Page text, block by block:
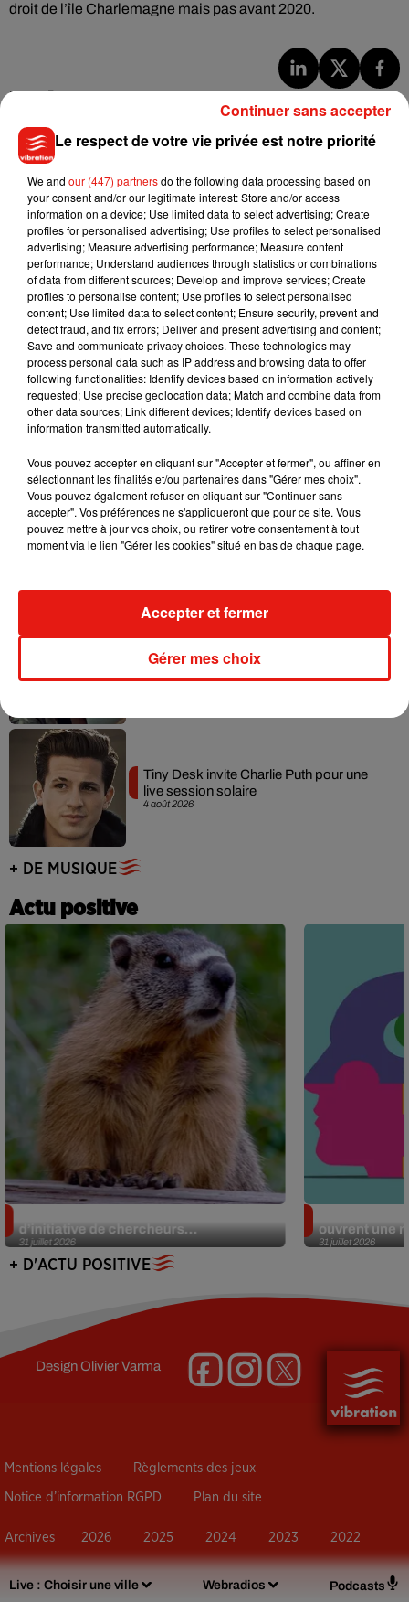
Live : Choisir une ville Webradios Podcasts
droit de l’île Charlemagne mais pas avant 2020.
Musique
7 août 2026
dans son nouveau clip
7 août 2026
Madonna sort enfin le remix de « Love
Sensation » avec Kylie Minogue
Tayc et Didi B dévoilent le single le plus
dansant de l’année
Angèle et Amélie Lens dévoilent leur
collaboration tant attendue
5 août 2026
Benny Blanco invite Selena Gomez et
4 août 2026
Tiny Desk invite Charlie Puth pour une
live session solaire
+ DE MUSIQUE
Actu positive
31 juillet 2026
d’initiative de chercheurs...
31 juillet 2026
ouvrent une
+ D'ACTU POSITIVE
DesignOlivier Varma
Mentions légales Règlements des jeux
Notice d’information RGPD Plan du site
Archives 2026 2025 2024 2023 2022
Le respect de votre vie privée est notre priorité
We and our (447) partnersdo the following data processing based on
your consent and/or our legitimate interest: Store and/or access
information on a device; Use limited data to select advertising; Create
profiles for personalised advertising; Use profiles to select personalised
advertising; Measure advertising performance; Measure content
performance; Understand audiences through statistics or combinations
of data from different sources; Develop and improve services; Create
profiles to personalise content; Use profiles to select personalised
content; Use limited data to select content; Ensure security, prevent and
detect fraud, and fix errors; Deliver and present advertising and content;
Save and communicate privacy choices. These technologies may
process personal data such as IP address and browsing data to offer
following functionalities: Identify devices based on information actively
requested; Use precise geolocation data; Match and combine data from
other data sources; Link different devices; Identify devices based on
information transmitted automatically.
Vous pouvez accepter en cliquant sur "Accepter et fermer", ou affiner en
sélectionnant les finalités et/ou partenaires dans "Gérer mes choix".
Vous pouvez également refuser en cliquant sur "Continuer sans
accepter". Vos préférences ne s'appliqueront que pour ce site. Vous
pouvez mettre à jour vos choix, ou retirer votre consentement à tout
moment via le lien "Gérer les cookies" situé en bas de chaque page.
Gérer mes choix
Accepter et fermer
Continuer sans accepter